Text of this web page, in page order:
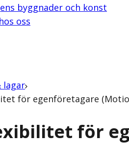
byggnader och konst
oss
lagar
för egenföretagare
för